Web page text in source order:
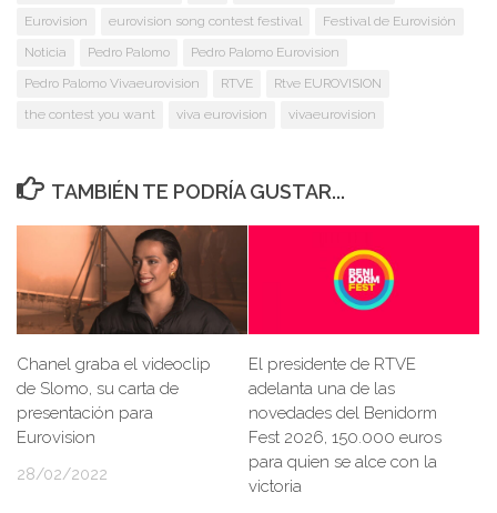
Eurovision
eurovision song contest festival
Festival de Eurovisión
Noticia
Pedro Palomo
Pedro Palomo Eurovision
Pedro Palomo Vivaeurovision
RTVE
Rtve EUROVISION
the contest you want
viva eurovision vivaeurovision
TAMBIÉN TE PODRÍA GUSTAR...
Chanel graba el videoclip
de Slomo, su carta de
presentación para
Eurovision
28/02/2022
El presidente de RTVE
adelanta una de las
novedades del Benidorm
Fest 2026, 150.000 euros
para quien se alce con la
victoria